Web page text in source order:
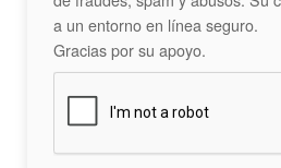
a un entorno en línea seguro.
Gracias por su apoyo.